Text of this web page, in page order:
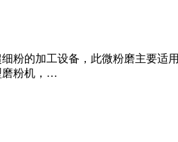
粉的加工设备，此微粉磨主要适
磨粉机，…